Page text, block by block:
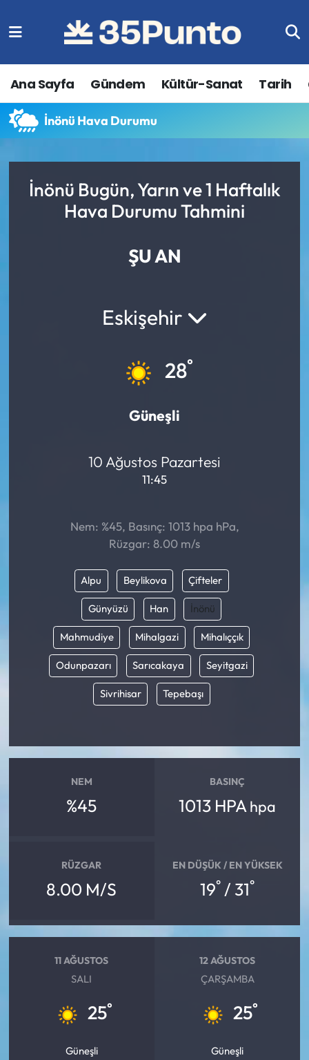
Ana Sayfa Gündem Kültür-Sanat Tarih
İnönü Hava Durumu
İnönü Bugün, Yarın ve 1 Haftalık
Hava Durumu Tahmini
ŞU AN
Eskişehir
28°
Güneşli
10 Ağustos Pazartesi
11:45
Nem: %45, Basınç: 1013 hpa hPa,
Rüzgar: 8.00 m/s
Alpu Beylikova Çifteler
Günyüzü Han İnönü
Mahmudiye Mihalgazi Mihalıççık
Odunpazarı Sarıcakaya Seyitgazi
Sivrihisar Tepebaşı
NEM
%45
BASINÇ
1013 HPA hpa
RÜZGAR
8.00 M/S
EN DÜŞÜK / EN YÜKSEK
19° / 31°
11 AĞUSTOS
SALI
25°
Güneşli
12 AĞUSTOS
ÇARŞAMBA
25°
Güneşli